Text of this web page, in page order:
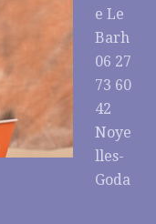
e Le
Barh
06 27
73 60
42
Noye
lles-
Goda